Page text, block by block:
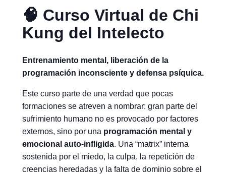
🧠 Curso Virtual de Chi
Kung del Intelecto
Entrenamiento mental, liberación de la
programación inconsciente y defensa psíquica.
Este curso parte de una verdad que pocas
formaciones se atreven a nombrar: gran parte del
sufrimiento humano no es provocado por factores
externos, sino por una programación mental y
emocional auto-infligida. Una “matrix” interna
sostenida por el miedo, la culpa, la repetición de
creencias heredadas y la falta de dominio sobre el